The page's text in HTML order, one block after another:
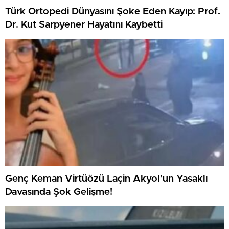
Türk Ortopedi Dünyasını Şoke Eden Kayıp: Prof.
Dr. Kut Sarpyener Hayatını Kaybetti
Genç Keman Virtüözü Laçin Akyol’un Yasaklı
Davasında Şok Gelişme!